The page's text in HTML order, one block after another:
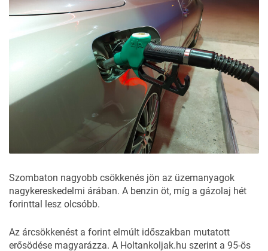
Szombaton nagyobb csökkenés jön az üzemanyagok
nagykereskedelmi árában. A benzin öt, míg a gázolaj hét
forinttal lesz olcsóbb.
Az árcsökkenést a forint elmúlt időszakban mutatott
erősödése magyarázza. A Holtankoljak.hu szerint a 95-ös